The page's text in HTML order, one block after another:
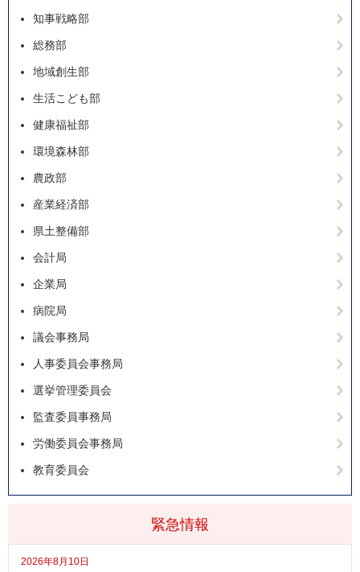
緊急情報
2026年8月10日
知事戦略部
総務部
地域創生部
生活こども部
健康福祉部
環境森林部
農政部
産業経済部
県土整備部
会計局
企業局
病院局
議会事務局
人事委員会事務局
選挙管理委員会
監査委員事務局
労働委員会事務局
教育委員会